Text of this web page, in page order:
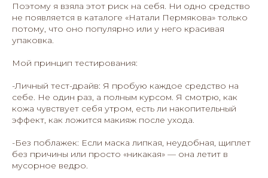
Поэтому я взяла этот риск на себя. Ни одно средство
не появляется в каталоге «Натали Пермякова» только
потому, что оно популярно или у него красивая
упаковка.
Мой принцип тестирования:
-Личный тест-драйв: Я пробую каждое средство на
себе. Не один раз, а полным курсом. Я смотрю, как
кожа чувствует себя утром, есть ли накопительный
эффект, как ложится макияж после ухода.
-Без поблажек: Если маска липкая, неудобная, щиплет
без причины или просто «никакая» — она летит в
мусорное ведро.